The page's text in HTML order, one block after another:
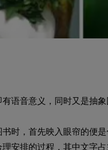
语音意义，同时又是抽
时，首先映入眼帘的便是
安排的过程，其中文字